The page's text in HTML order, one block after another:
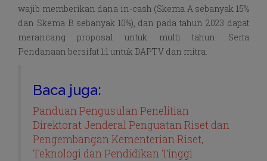
wajib memberikan dana in-cash (Skema A sebanyak 15%
dan Skema B sebanyak 10%), dan pada tahun 2023 dapat
merancang proposal untuk multi tahun. Serta
Pendanaan bersifat 1:1 untuk DAPTV dan mitra.
Baca juga:
Panduan Pengusulan Penelitian
Direktorat Jenderal Penguatan Riset dan
Pengembangan Kementerian Riset,
Teknologi dan Pendidikan Tinggi